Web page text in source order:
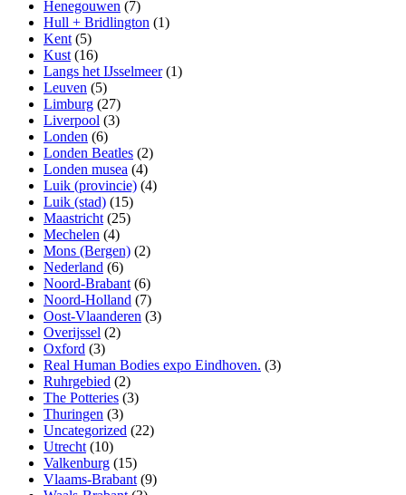
Henegouwen (7)
Hull + Bridlington (1)
Kent (5)
Kust (16)
Langs het IJsselmeer(1)
Leuven (5)
Limburg (27)
Liverpool (3)
Londen (6)
Londen Beatles (2)
Londen musea (4)
Luik (provincie) (4)
Luik (stad) (15)
Maastricht (25)
Mechelen (4)
Mons (Bergen) (2)
Nederland (6)
Noord-Brabant (6)
Noord-Holland (7)
Oost-Vlaanderen (3)
Overijssel (2)
Oxford (3)
Real Human Bodies expo Eindhoven. (3)
Ruhrgebied (2)
The Potteries (3)
Thuringen (3)
Uncategorized (22)
Utrecht (10)
Valkenburg (15)
Vlaams-Brabant (9)